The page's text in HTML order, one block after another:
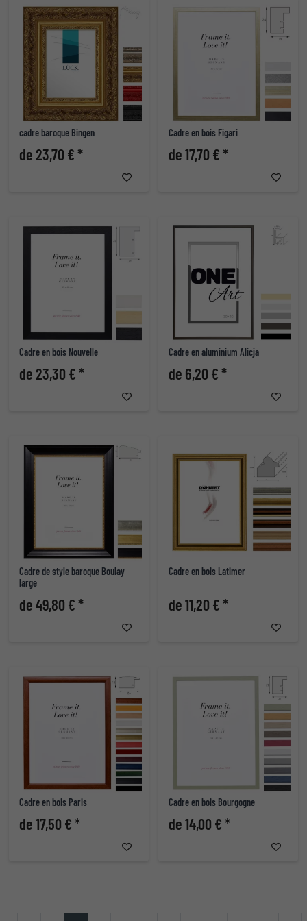
cadre baroque Bingen
de 23,70 € *
Cadre en bois Figari
de 17,70 € *
Cadre en bois Nouvelle
de 23,30 € *
Cadre en aluminium Alicja
de 6,20 € *
Cadre de style baroque Boulay
large
de 49,80 € *
Cadre en bois Latimer
de 11,20 € *
Cadre en bois Paris
de 17,50 € *
Cadre en bois Bourgogne
de 14,00 € *